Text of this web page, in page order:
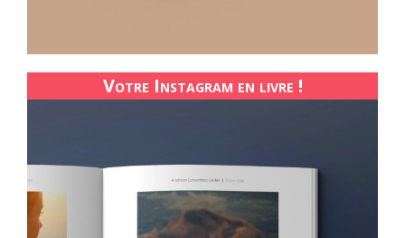
Votre Instagram en livre !